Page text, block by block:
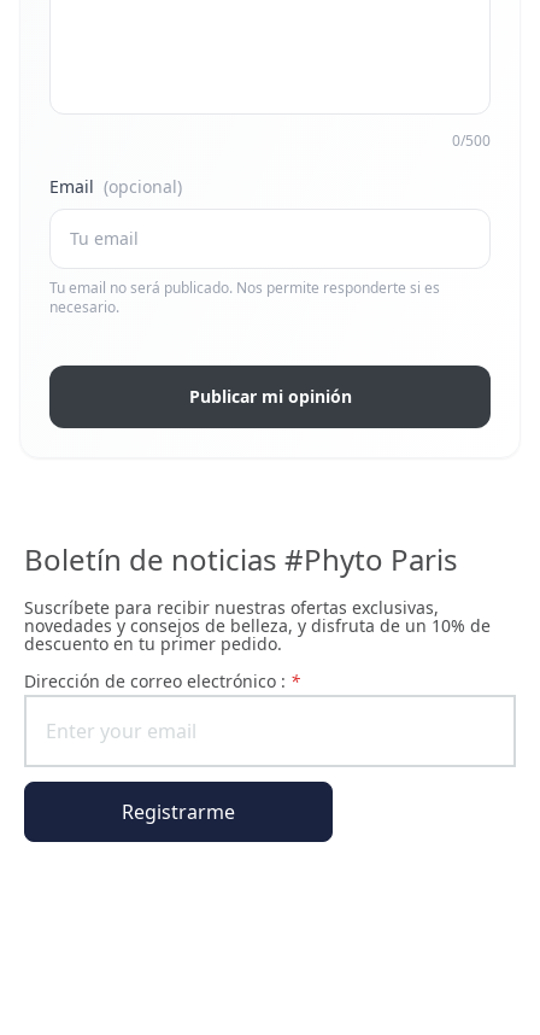
0/500
Email (opcional)
Tu email no será publicado. Nos permite responderte si es
necesario.
Publicar mi opinión
Boletín de noticias #Phyto Paris
Suscríbete para recibir nuestras ofertas exclusivas,
novedades y consejos de belleza, y disfruta de un 10% de
descuento en tu primer pedido.
Dirección de correo electrónico : *
Registrarme